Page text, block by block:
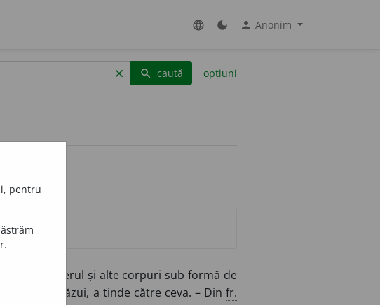
language dark_mode person Anonim
clear search caută opțiuni
odată cu aerul și alte corpuri sub formă de
A năzui, a tinde către ceva. – Dinfr.
pentru